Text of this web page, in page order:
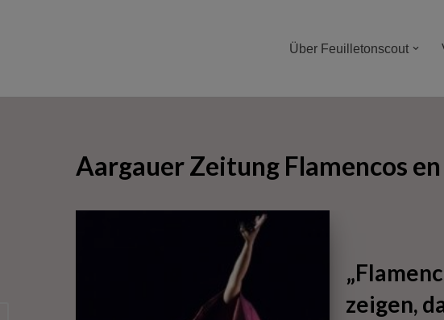
Über Feuilletonscout
Aargauer Zeitung Flamencos
zeigen,